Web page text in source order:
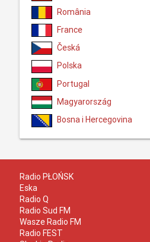
România
France
Česká
Polska
Portugal
Magyarország
Bosna i Hercegovina
Radio PŁOŃSK
Eska
Radio Q
Radio Sud FM
Wasze Radio FM
Radio FEST